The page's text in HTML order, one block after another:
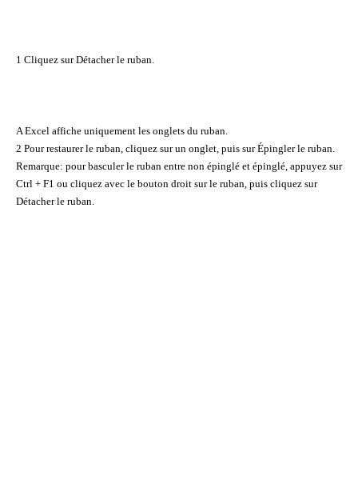
1 Cliquez sur Détacher le ruban.
A Excel affiche uniquement les onglets du ruban.
2 Pour restaurer le ruban, cliquez sur un onglet, puis sur Épingler le ruban.
Remarque: pour basculer le ruban entre non épinglé et épinglé, appuyez sur
Ctrl + F1 ou cliquez avec le bouton droit sur le ruban, puis cliquez sur
Détacher le ruban.